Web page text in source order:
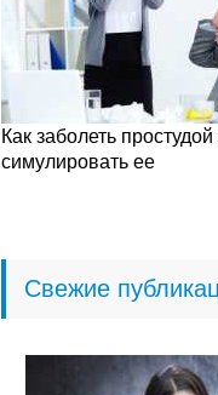
Как заболеть
симулировать ее
Свежие